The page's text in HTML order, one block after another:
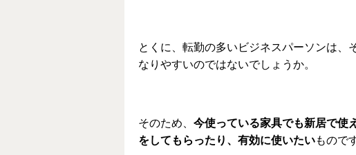
とくに、転勤の多いビジネスパーソンは、
なりやすいのではないでしょうか。
そのため、 今使っている家具でも新居で使
をしてもらったり、有効に使いたいもので